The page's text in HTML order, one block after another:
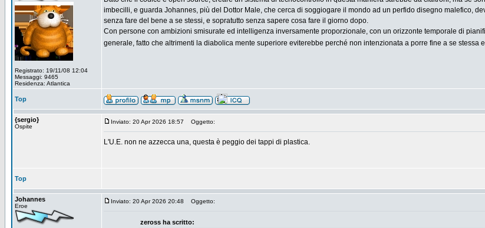
Registrato: 19/11/08 12:04
Messaggi: 9465
Residenza: Atlantica
imbecilli, e guarda Johannes, più del Dottor Male, che cerca di soggiogare il mondo ad un perfido disegno malefico,
senza fare del bene a se stessi, e sopratutto senza sapere cosa fare il giorno dopo.
Con persone con ambizioni smisurate ed intelligenza inversamente proporzionale, con un orizzonte temporale di
generale, fatto che altrimenti la diabolica mente superiore eviterebbe perché non intenzionata a porre fine a se stessa
Top
{sergio}
Ospite
Inviato: 20 Apr 2026 18:57 Oggetto:
L'U.E. non ne azzecca una, questa è peggio dei tappi di plastica.
Top
Johannes
Eroe
Inviato: 20 Apr 2026 20:48 Oggetto:
zeross ha scritto: